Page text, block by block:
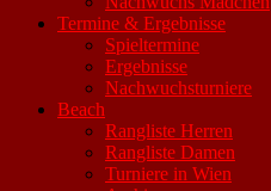
Termine & Ergebnisse
Spieltermine
Ergebnisse
Nachwuchsturniere
Beach
Rangliste Herren
Rangliste Damen
Turniere in Wien